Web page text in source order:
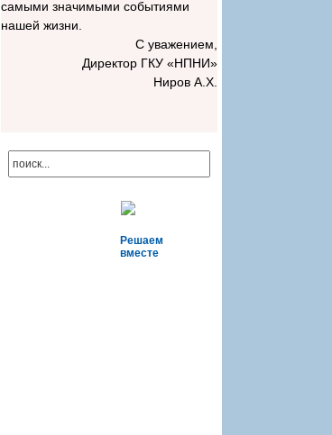
самыми значимыми событиями
нашей жизни.
С уважением,
Директор ГКУ «НПНИ»
Ниров А.Х.
Решаем
вместе